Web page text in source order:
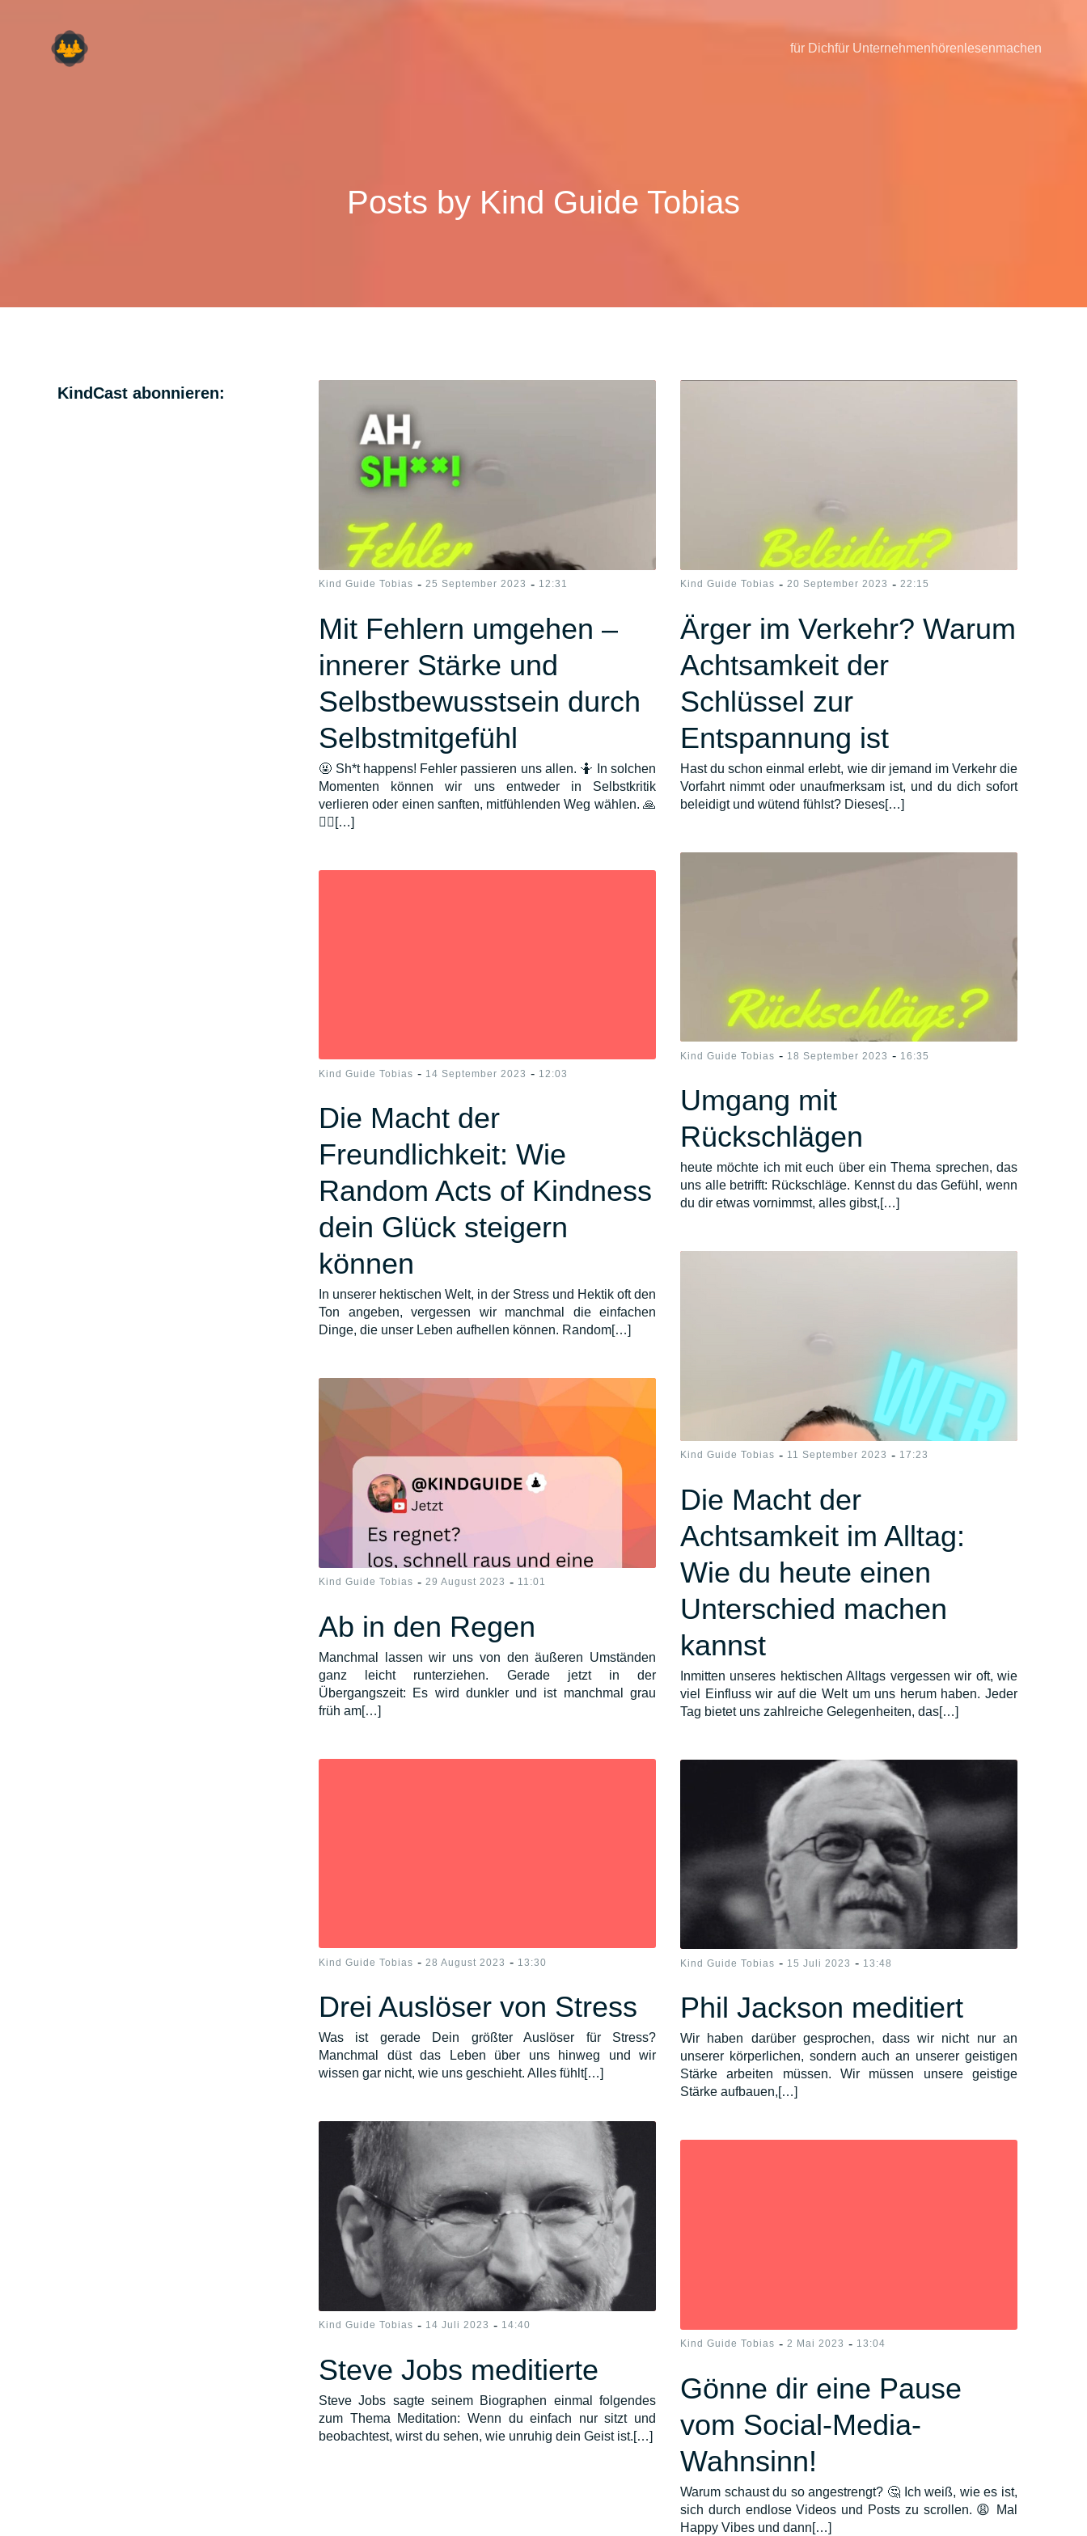
für Dichfür Unternehmenhören lesenmachen
Posts by Kind Guide Tobias
KindCast abonnieren:
Kind Guide Tobias - 25 September 2023 - 12:31
Mit Fehlern umgehen –
innerer Stärke und
Selbstbewusstsein durch
Selbstmitgefühl
🤬 Sh*t happens! Fehler passieren uns allen. 🤷 In solchen
Momenten können wir uns entweder in Selbstkritik
verlieren oder einen sanften, mitfühlenden Weg wählen. 🙏
🧘‍♂️[…]
Kind Guide Tobias - 20 September 2023 - 22:15
Ärger im Verkehr? Warum
Achtsamkeit der
Schlüssel zur
Entspannung ist
Hast du schon einmal erlebt, wie dir jemand im Verkehr die
Vorfahrt nimmt oder unaufmerksam ist, und du dich sofort
beleidigt und wütend fühlst? Dieses[…]
Kind Guide Tobias - 18 September 2023 - 16:35
Umgang mit
Rückschlägen
heute möchte ich mit euch über ein Thema sprechen, das
uns alle betrifft: Rückschläge. Kennst du das Gefühl, wenn
du dir etwas vornimmst, alles gibst,[…]
Kind Guide Tobias - 14 September 2023 - 12:03
Die Macht der
Freundlichkeit: Wie
Random Acts of Kindness
dein Glück steigern
können
In unserer hektischen Welt, in der Stress und Hektik oft den
Ton angeben, vergessen wir manchmal die einfachen
Dinge, die unser Leben aufhellen können. Random[…]
Kind Guide Tobias - 11 September 2023 - 17:23
Die Macht der
Achtsamkeit im Alltag:
Wie du heute einen
Unterschied machen
kannst
Inmitten unseres hektischen Alltags vergessen wir oft, wie
viel Einfluss wir auf die Welt um uns herum haben. Jeder
Tag bietet uns zahlreiche Gelegenheiten, das[…]
Kind Guide Tobias - 29 August 2023 - 11:01
Ab in den Regen
Manchmal lassen wir uns von den äußeren Umständen
ganz leicht runterziehen. Gerade jetzt in der
Übergangszeit: Es wird dunkler und ist manchmal grau
früh am[…]
Kind Guide Tobias - 28 August 2023 - 13:30
Drei Auslöser von Stress
Was ist gerade Dein größter Auslöser für Stress?
Manchmal düst das Leben über uns hinweg und wir
wissen gar nicht, wie uns geschieht. Alles fühlt[…]
Kind Guide Tobias - 15 Juli 2023 - 13:48
Phil Jackson meditiert
Wir haben darüber gesprochen, dass wir nicht nur an
unserer körperlichen, sondern auch an unserer geistigen
Stärke arbeiten müssen. Wir müssen unsere geistige
Stärke aufbauen,[…]
Kind Guide Tobias - 14 Juli 2023 - 14:40
Steve Jobs meditierte
Steve Jobs sagte seinem Biographen einmal folgendes
zum Thema Meditation: Wenn du einfach nur sitzt und
beobachtest, wirst du sehen, wie unruhig dein Geist ist.[…]
Kind Guide Tobias - 2 Mai 2023 - 13:04
Gönne dir eine Pause
vom Social-Media-
Wahnsinn!
Warum schaust du so angestrengt? 🤔 Ich weiß, wie es ist,
sich durch endlose Videos und Posts zu scrollen. 😩 Mal
Happy Vibes und dann[…]